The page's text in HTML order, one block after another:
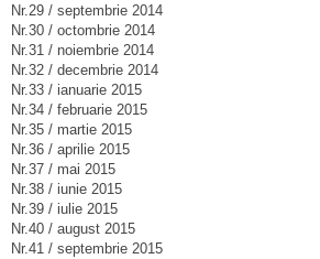
Nr.29 / septembrie 2014
Nr.30 / octombrie 2014
Nr.31 / noiembrie 2014
Nr.32 / decembrie 2014
Nr.33 / ianuarie 2015
Nr.34 / februarie 2015
Nr.35 / martie 2015
Nr.36 / aprilie 2015
Nr.37 / mai 2015
Nr.38 / iunie 2015
Nr.39 / iulie 2015
Nr.40 / august 2015
Nr.41 / septembrie 2015